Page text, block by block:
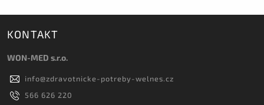
KONTAKT
WON-MED s.r.o.
info@zdravotnicke-potreby-welnes.cz
566 626 220